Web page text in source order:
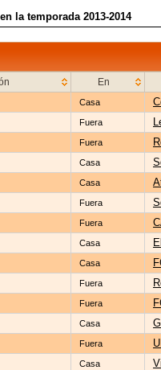
la temporada 2013-2014
En
Casa
Fuera
Fuera
Casa
Casa
Fuera
Fuera
Casa
Casa
Fuera
Fuera
Casa
Fuera
Casa